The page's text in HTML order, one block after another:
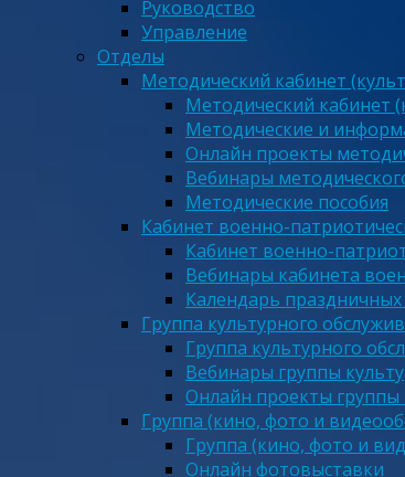
Руководство
Управление
Отделы
Методический кабинет
Методический кабинет
Методические и
Онлайн проекты
Вебинары
Методические пособия
Кабинет военно-
Кабинет военно-
Вебинары кабинета
Календарь
Группа культурного
Группа культурного
Вебинары группы
Онлайн проекты группы
Группа (кино, фото и
Группа (кино, фото и
Онлайн фотовыставки